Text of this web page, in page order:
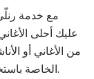
مع خدمة
عليك أحلى
من الأغاني أو
الخاصة باستخدام 10 رنات، وإلك خيار تبديلها في أي وقت.